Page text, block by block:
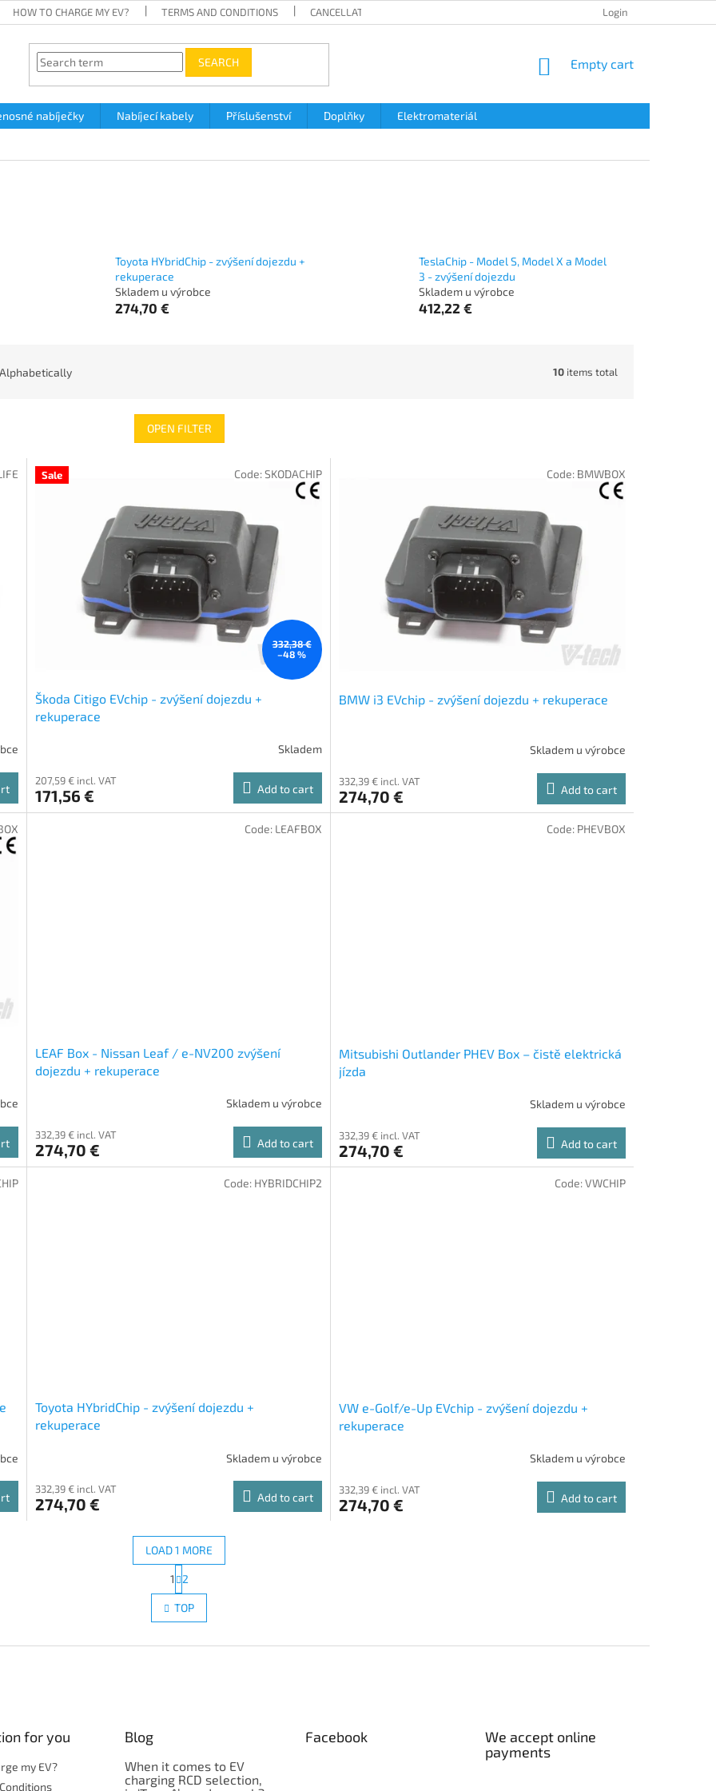
HOW TO CHARGE MY EV? TERMS AND CONDITIONS CANCELLATION POLICY PAYMENT METHOD
Login
SEARCH
SHOPPING
Empty cart
nabíječky Nabíjecí kabely Příslušenství Doplňky Elektromateriál
Toyota HYbridChip - zvýšení dojezdu +
rekuperace
Skladem u výrobce
274,70 €
TeslaChip - Model S, Model X a Model
3 - zvýšení dojezdu
Skladem u výrobce
412,22 €
Alphabetically 10 items total
OPEN FILTER
Sale
332,38 €
–48 %
Škoda Citigo EVchip - zvýšení dojezdu +
rekuperace
Skladem
207,59 € incl. VAT
171,56 € Add to cart
Code:SKODACHIP
BMW i3 EVchip - zvýšení dojezdu + rekuperace
Skladem u výrobce
332,39 € incl. VAT
274,70 € Add to cart
Code: BMWBOX
LEAF Box - Nissan Leaf / e-NV200 zvýšení
dojezdu + rekuperace
Skladem u výrobce
332,39 € incl. VAT
274,70 € Add to cart
Code: LEAFBOX
Mitsubishi Outlander PHEV Box – čistě elektrická
jízda
Skladem u výrobce
332,39 € incl. VAT
274,70 € Add to cart
Code: PHEVBOX
Toyota HYbridChip - zvýšení dojezdu +
rekuperace
Skladem u výrobce
332,39 € incl. VAT
274,70 € Add to cart
Code: HYBRIDCHIP2
VW e-Golf/e-Up EVchip - zvýšení dojezdu +
rekuperace
Skladem u výrobce
332,39 € incl. VAT
274,70 € Add to cart
Code:VWCHIP
L
i
s
i
o
l
LOAD 1 MORE
P
a
g
i
n
1 2
TOP
for you
my EV?
Blog
When it comes to EV
charging RCD selection,
Facebook
We accept online
payments